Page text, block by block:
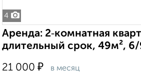
4
Аренда: 2‑комнатная
длительный срок, 49м²,
21 000 ₽ в месяц